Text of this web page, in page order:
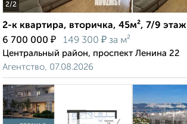
2/2
2-к квартира, вторичка, 45м², 7/9 этаж
6 700 000 ₽ 149 300 ₽ за м²
Центральный район, проспект Ленина 22
Агентство, 07.08.2026